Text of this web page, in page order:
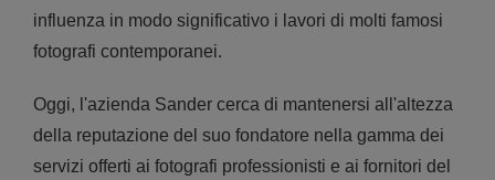
influenza in modo significativo i lavori di molti famosi
fotografi contemporanei.
Oggi, l'azienda Sander cerca di mantenersi all'altezza
della reputazione del suo fondatore nella gamma dei
servizi offerti ai fotografi professionisti e ai fornitori del